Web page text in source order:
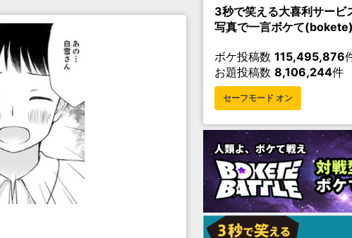
3秒で笑える大喜利サービ
写真で一言ボケて(bokete)
ボケ投稿数 115,495,876
お題投稿数 8,106,244件
セーフモード オン